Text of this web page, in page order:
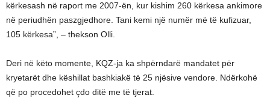
kërkesash në raport me 2007-ën, kur kishim 260 kërkesa ankimore
në periudhën paszgjedhore. Tani kemi një numër më të kufizuar,
105 kërkesa”, – thekson Olli.
Deri në këto momente, KQZ-ja ka shpërndarë mandatet për
kryetarët dhe këshillat bashkiakë të 25 njësive vendore. Ndërkohë
që po procedohet çdo ditë me të tjerat.